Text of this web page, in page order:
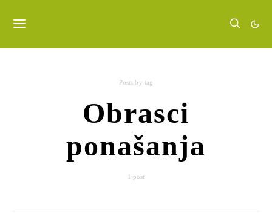
Posts by tag
Obrasci
ponašanja
1 post